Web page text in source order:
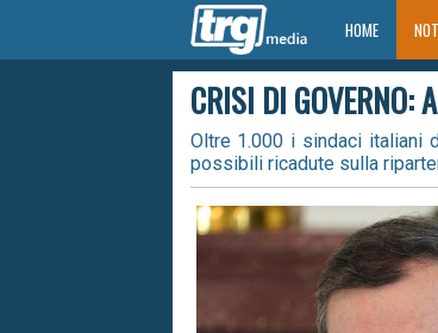
HOMEHOME
CRISI DI GOVERNO:
Oltre 1.000 i sindaci italiani
possibili ricadute sulla